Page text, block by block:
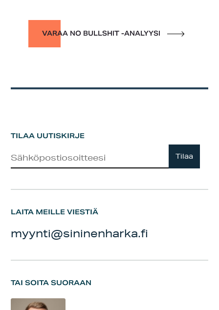
VARAA NO BULLSHIT -ANALYYSI
TILAA UUTISKIRJE
Tilaa
LAITA MEILLE VIESTIÄ
myynti@sininenharka.fi
TAI SOITA SUORAAN